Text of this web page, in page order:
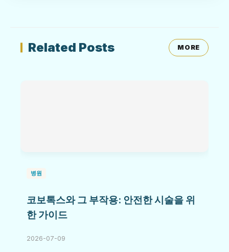
Related Posts MORE
병원
코보톡스와 그 부작용: 안전한 시술을 위
한 가이드
2026-07-09